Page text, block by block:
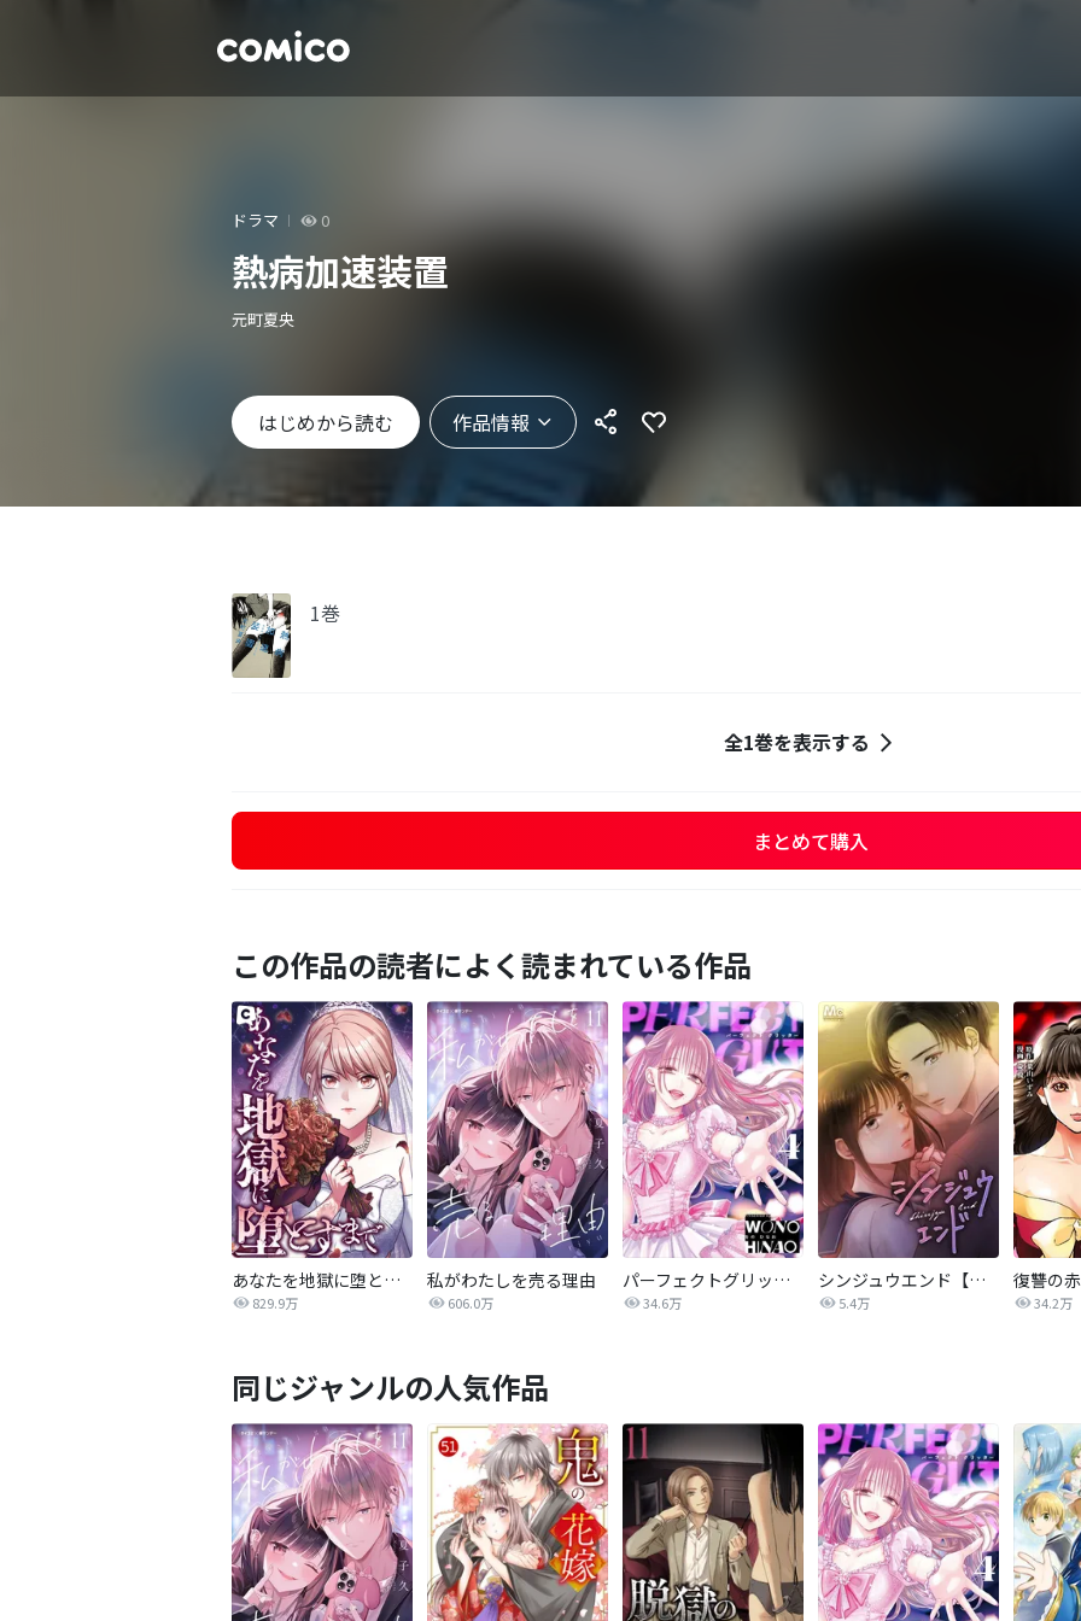
ドラマ 0
熱病加速装置
元町夏央
はじめから読む 作品情報
1巻
全1巻を表示する
まとめて購入
この作品の読者によく読まれている作品
あなたを地獄に堕とすまで
829.9万
私がわたしを売る理由
606.0万
パーフェクトグリッター
34.6万
シンジュウエンド【タテヨミ】
5.4万 34.2万
同じジャンルの人気作品